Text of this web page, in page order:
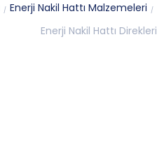
/ Enerji Nakil Hattı Malzemeleri /
Enerji Nakil Hattı Direkleri